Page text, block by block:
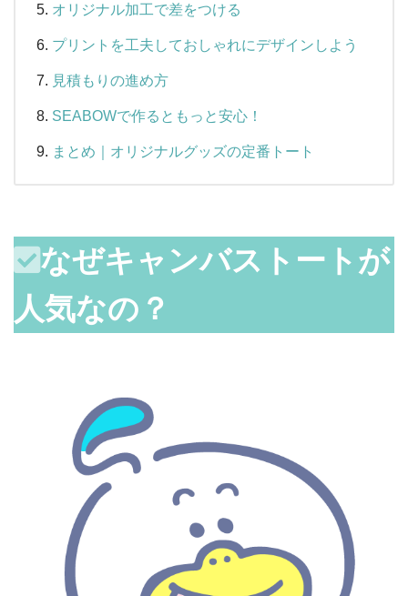
オリジナル加工で差をつける
プリントを工夫しておしゃれにデザインしよう
見積もりの進め方
SEABOWで作るともっと安心！
まとめ｜オリジナルグッズの定番トート
なぜキャンバストートが
人気なの？